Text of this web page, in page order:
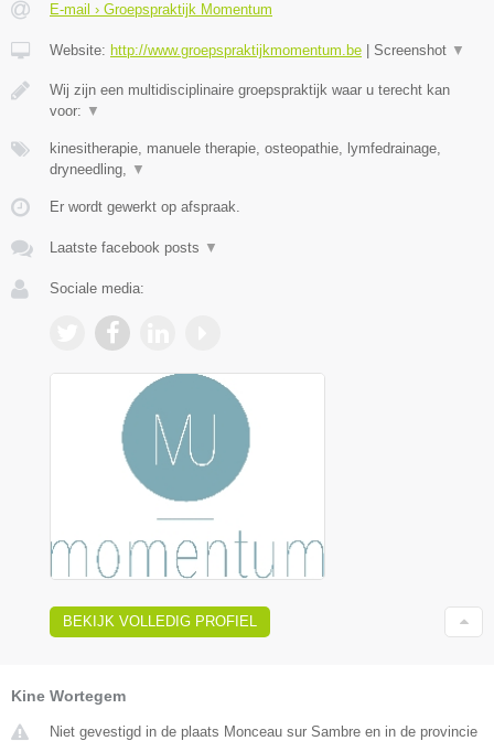
E-mail › Groepspraktijk Momentum
Website: http://www.groepspraktijkmomentum.be Screenshot ▼
Wij zijn een multidisciplinaire groepspraktijk waar u terecht kan
voor: ▼
kinesitherapie, manuele therapie, osteopathie, lymfedrainage,
dryneedling, ▼
Er wordt gewerkt op afspraak.
Laatste facebook posts ▼
Sociale media:
BEKIJK VOLLEDIG PROFIEL
Kine Wortegem
Niet gevestigd in de plaats Monceau sur Sambre en in de provincie